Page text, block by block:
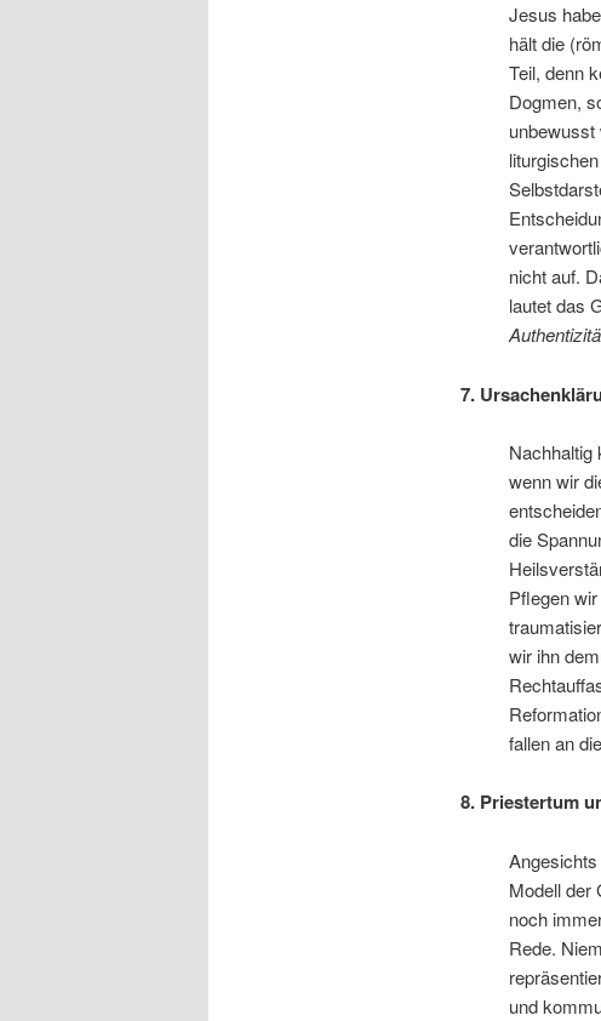
Jesus
hält die
Teil, denn
Dogmen,
nicht auf.
lautet das
7.
Nachhaltig
wenn wir
die
Pflegen
wir ihn
fallen an
8. Priestertum
Modell der
noch
Rede.
und